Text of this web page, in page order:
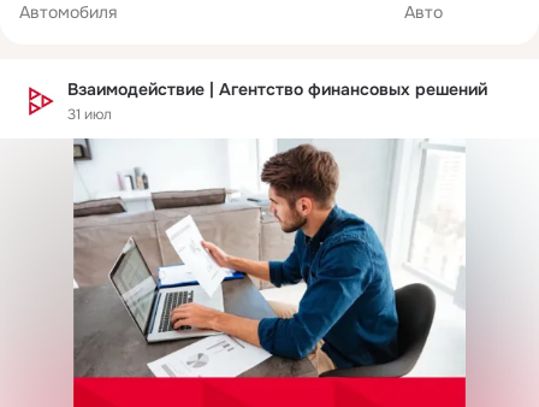
Автомобиля
Авто
Взаимодействие | Агентство финансовых решений
31 июл